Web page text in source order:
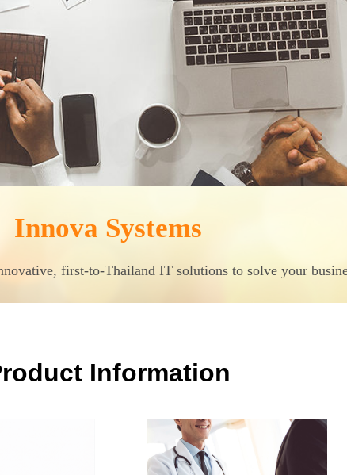
Innova Systems
first-to-Thailand IT solutions to solve your
Information